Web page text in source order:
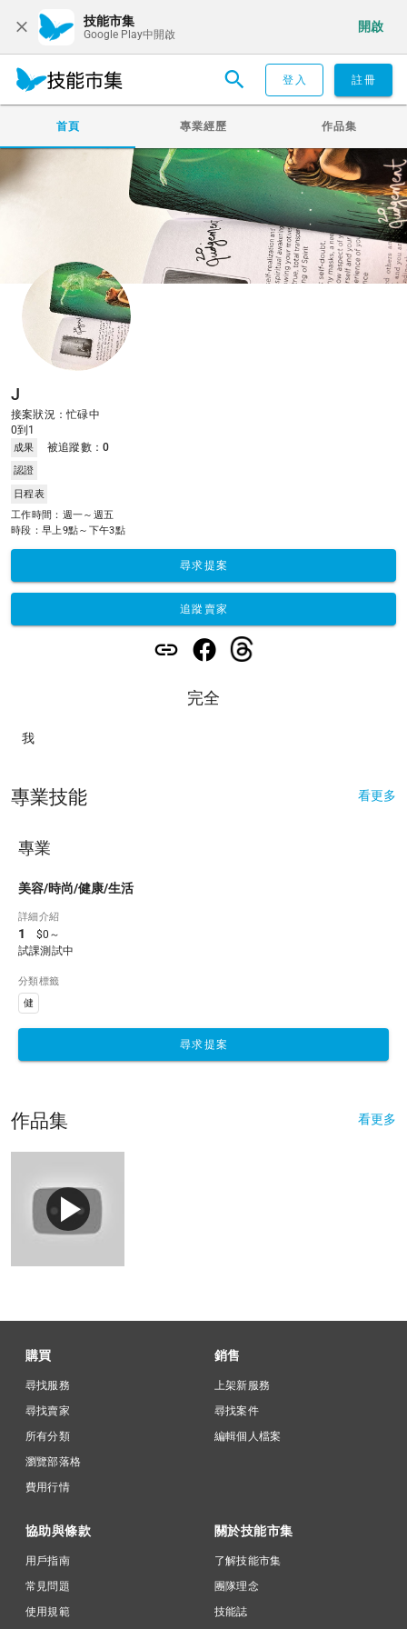
技能市集
Google Play中開啟
開啟
登入 註冊
首頁 專業經歷 作品集
J
接案狀況：忙碌中
0到1
成果 被追蹤數：0
認證
日程表
工作時間：週一～週五
時段：早上9點～下午3點
尋求提案
追蹤賣家
完全
我
專業技能 看更多
專業
美容/時尚/健康/生活
詳細介紹
1
$0～
試課測試中
分類標籤
健
尋求提案
作品集 看更多
購買
尋找服務
尋找賣家
所有分類
瀏覽部落格
費用行情
銷售
上架新服務
尋找案件
編輯個人檔案
協助與條款
用戶指南
常見問題
使用規範
關於技能市集
了解技能市集
團隊理念
技能誌